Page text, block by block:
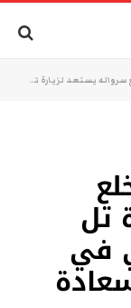
وهذا ما سيجري في المنامة وهو غاية السعادة
تل
في